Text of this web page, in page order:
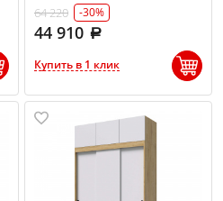
64 220
-30%
44 910
Купить в 1 клик